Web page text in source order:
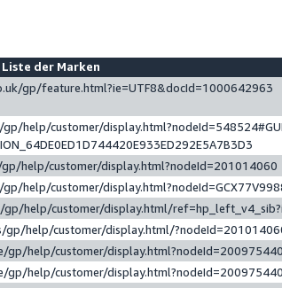
der Marken
gp/feature.html?ie=UTF8&docId=1000642963
help/customer/
help/customer/display.html?nodeId=201014060
help/customer/
help/customer/display.html/
gp/help/customer/display.html/
gp/help/customer/display.html?nodeId=200975440
gp/help/customer/display.html?nodeId=200975440